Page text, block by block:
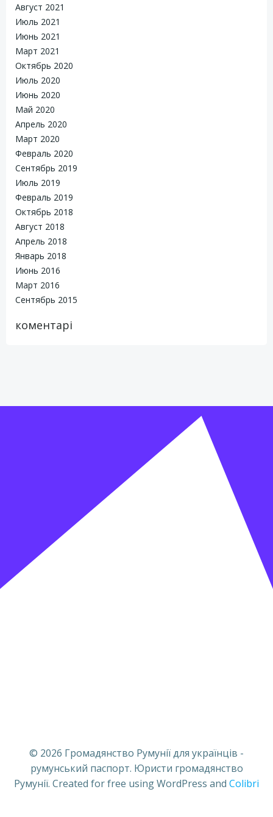
Август 2021
Июль 2021
Июнь 2021
Март 2021
Октябрь 2020
Июль 2020
Июнь 2020
Май 2020
Апрель 2020
Март 2020
Февраль 2020
Сентябрь 2019
Июль 2019
Февраль 2019
Октябрь 2018
Август 2018
Апрель 2018
Январь 2018
Июнь 2016
Март 2016
Сентябрь 2015
коментарі
© 2026 Громадянство Румунії для українців -
румунський паспорт. Юристи громадянство
Румунії. Created for free using WordPress and Colibri